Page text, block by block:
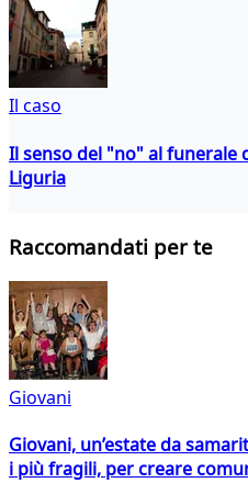
Il caso
Il senso del "no" al funerale
Liguria
Raccomandati per te
Giovani
Giovani, un’estate da
i più fragili, per creare